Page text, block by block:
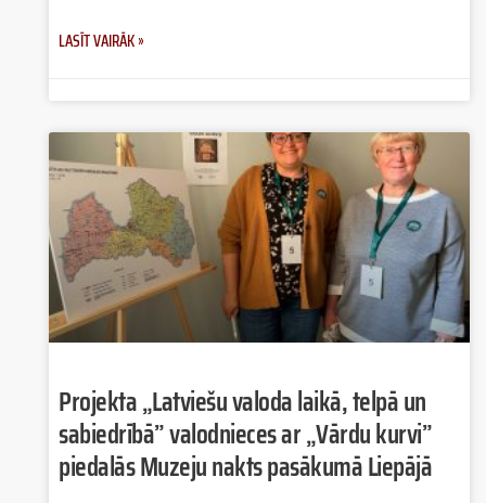
LASĪT VAIRĀK »
Projekta „Latviešu valoda laikā, telpā un
sabiedrībā” valodnieces ar „Vārdu kurvi”
piedalās Muzeju nakts pasākumā Liepājā